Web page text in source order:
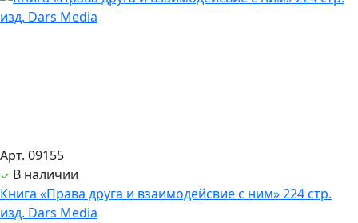
Арт. 09155
В наличии
Книга «Права друга и взаимодейсвие с ним» 224 стр.
изд. Dars Media